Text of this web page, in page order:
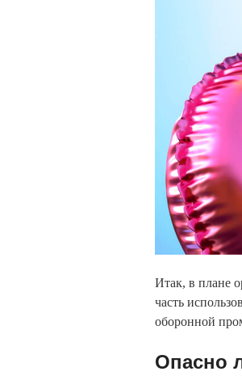
Итак, в плане
часть
оборонной
Опасно